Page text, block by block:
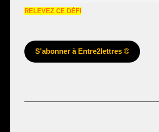
Le
jour,
27
RELEVEZ CE DÉFI
S'abonner à Entre2lettres®